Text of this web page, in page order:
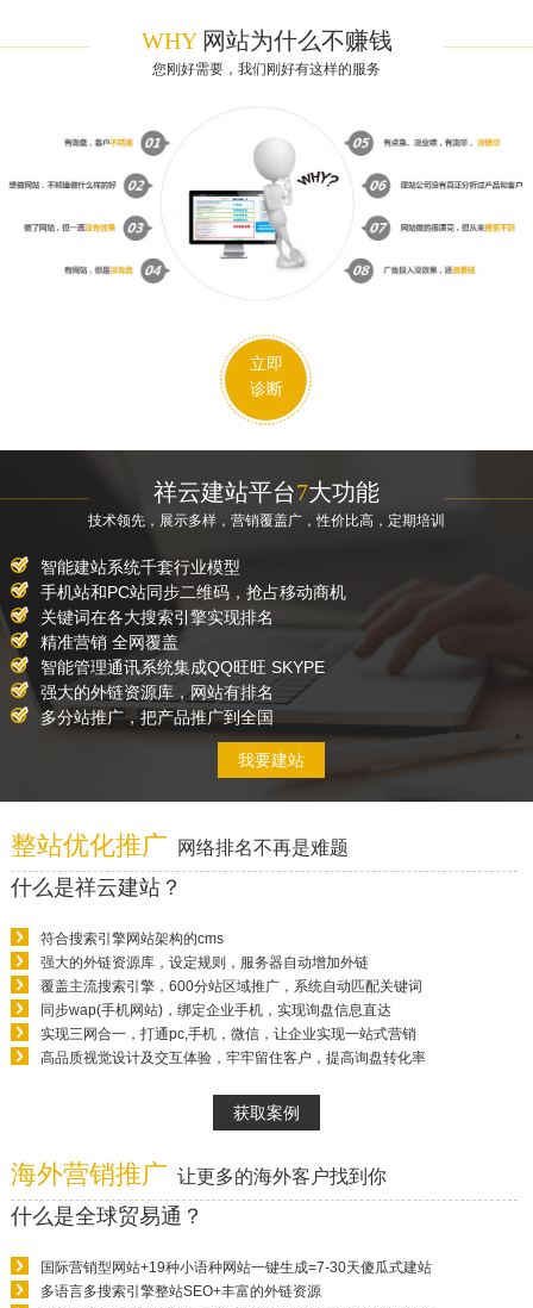
WHY网站为什么不赚钱
您刚好需要，我们刚好有这样的服务
立即
诊断
祥云建站平台7大功能
技术领先，展示多样，营销覆盖广，性价比高，定期培训
智能建站系统千套行业模型
手机站和PC站同步二维码，抢占移动商机
关键词在各大搜索引擎实现排名
精准营销 全网覆盖
智能管理通讯系统集成QQ旺旺 SKYPE
强大的外链资源库，网站有排名
多分站推广，把产品推广到全国
我要建站
整站优化推广 网络排名不再是难题
什么是祥云建站？
符合搜索引擎网站架构的cms
强大的外链资源库，设定规则，服务器自动增加外链
覆盖主流搜索引擎，600分站区域推广，系统自动匹配关键词
同步wap(手机网站)，绑定企业手机，实现询盘信息直达
实现三网合一，打通pc,手机，微信，让企业实现一站式营销
高品质视觉设计及交互体验，牢牢留住客户，提高询盘转化率
获取案例
海外营销推广 让更多的海外客户找到你
什么是全球贸易通？
国际营销型网站+19种小语种网站一键生成=7-30天傻瓜式建站
多语言多搜索引擎整站SEO+丰富的外链资源